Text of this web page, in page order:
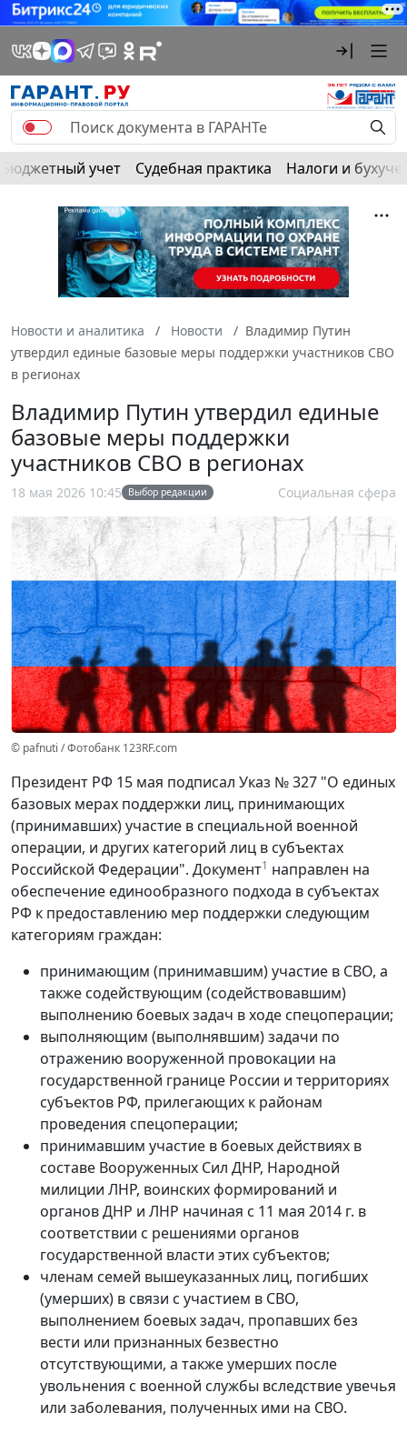
Бюджетный учет Судебная практика Налоги и
Новости и аналитика Новости
Владимир Путин
утвердил единые базовые меры поддержки участников СВО
в регионах
Владимир Путин утвердил единые
базовые меры поддержки
участников СВО в регионах
18 мая 2026 10:45 Выбор редакции Социальная сфера
© pafnuti / Фотобанк 123RF.com
Президент РФ 15 мая подписал Указ № 327 "О единых
базовых мерах поддержки лиц, принимающих
(принимавших) участие в специальной военной
операции, и других категорий лиц в субъектах
Российской Федерации". Документ1 направлен на
обеспечение единообразного подхода в субъектах
РФ к предоставлению мер поддержки следующим
категориям граждан:
принимающим (принимавшим) участие в СВО, а
также содействующим (содействовавшим)
выполнению боевых задач в ходе спецоперации;
выполняющим (выполнявшим) задачи по
отражению вооруженной провокации на
государственной границе России и территориях
субъектов РФ, прилегающих к районам
проведения спецоперации;
принимавшим участие в боевых действиях в
составе Вооруженных Сил ДНР, Народной
милиции ЛНР, воинских формирований и
органов ДНР и ЛНР начиная с 11 мая 2014 г. в
соответствии с решениями органов
государственной власти этих субъектов;
членам семей вышеуказанных лиц, погибших
(умерших) в связи с участием в СВО,
выполнением боевых задач, пропавших без
вести или признанных безвестно
отсутствующими, а также умерших после
увольнения с военной службы вследствие увечья
или заболевания, полученных ими на СВО.